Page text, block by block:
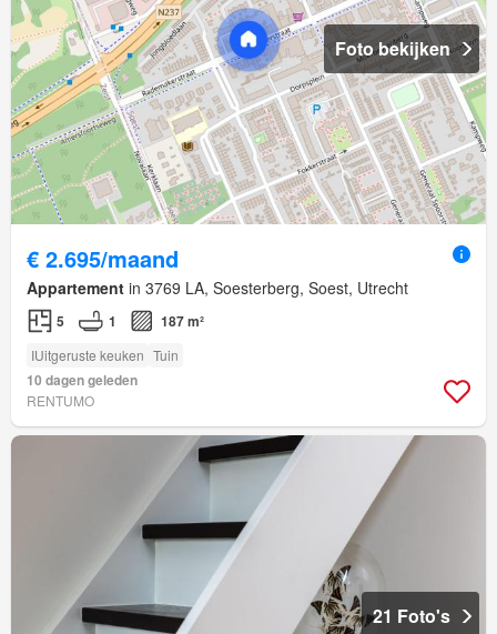
Foto bekijken
€ 2.695/maand
Appartement in 3769 LA, Soesterberg, Soest, Utrecht
5 1 187 m²
IUitgeruste keuken Tuin
10 dagen geleden
RENTUMO
21 Foto's